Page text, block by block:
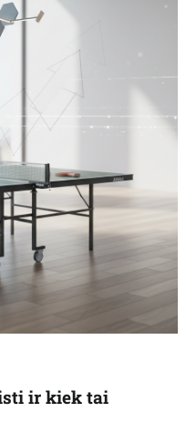
ir kiek tai